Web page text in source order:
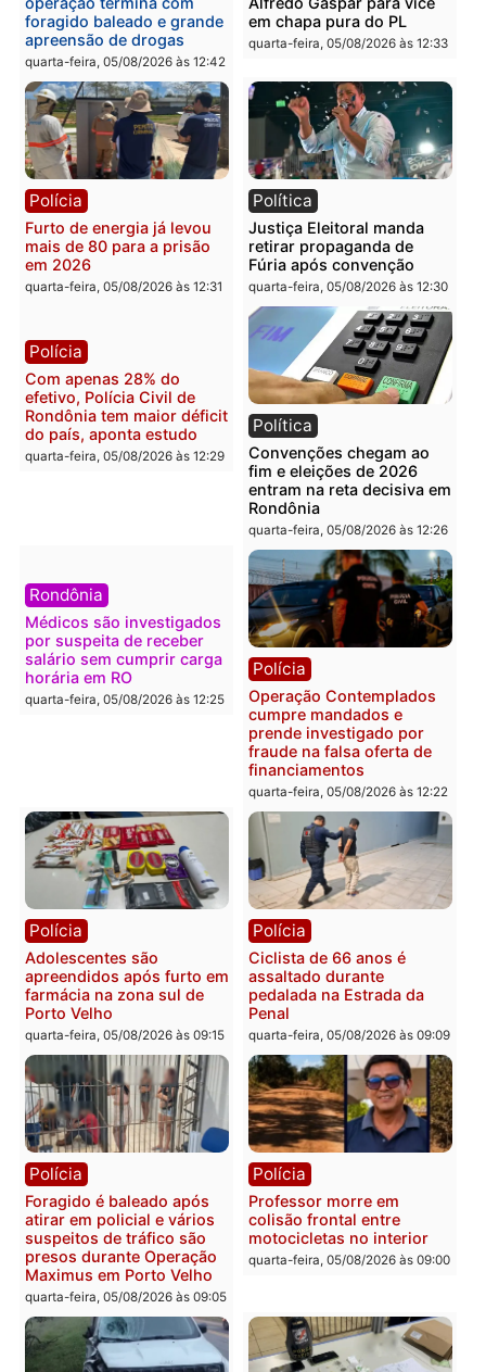
Violência domina o debate
eleitoral e segurança vira
principal arma dos
candidatos ao Governo de
Rondônia
quarta-feira, 05/08/2026 às 12:48
O dinheiro do crime: PF
apreende R$ 2 milhões
Porto Velho e expõe
esquema milionário de
lavagem
quarta-feira, 05/08/2026 às
Brasil
foragido baleado e grande
apreensão de drogas
quarta-feira, 05/08/2026 às 12:42
Política
Flávio Bolsonaro escolhe
Alfredo Gaspar para vice
em chapa pura do PL
quarta-feira, 05/08/2026 às
mais de 80 para a prisão
em 2026
quarta-feira, 05/08/2026 às 12:31
Política
Justiça Eleitoral manda
retirar propaganda de
Fúria após convenção
quarta-feira, 05/08/2026 às
Rondônia tem maior déficit
do país, aponta estudo
quarta-feira, 05/08/2026 às 12:29
Política
Convenções chegam ao
fim e eleições de 2026
entram na reta decisiva
Rondônia
quarta-feira, 05/08/2026 às
Rondônia
Médicos são investigados
por suspeita de receber
salário sem cumprir carga
horária em RO
quarta-feira, 05/08/2026 às 12:25
Polícia
Operação Contemplados
cumpre mandados e
prende investigado por
fraude na falsa oferta de
financiamentos
quarta-feira, 05/08/2026 às
Polícia Polícia